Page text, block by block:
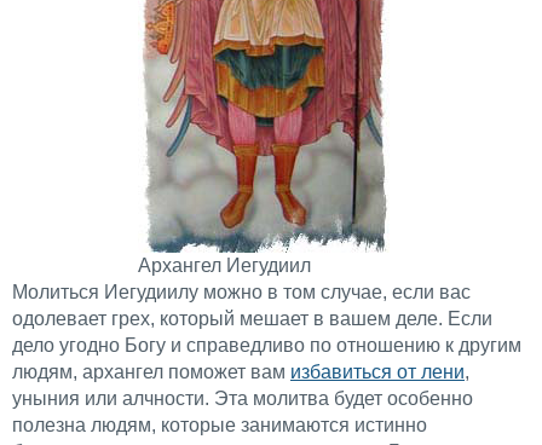
Архангел Иегудиил
Молиться Иегудиилу можно в том случае, если вас
одолевает грех, который мешает в вашем деле. Если
дело угодно Богу и справедливо по отношению к другим
людям, архангел поможет вам избавиться от лени,
уныния или алчности. Эта молитва будет особенно
полезна людям, которые занимаются истинно